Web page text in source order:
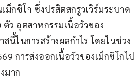
ม็กซิโก ซึ่งปรสิตสกรูวเวิร์มระบาด
ตัว อุตสาหกรรมเนื้อวัวของ
นี้ในการสร้างผลกำไร โดยในช่วง
การส่งออกเนื้อวัวของเม็กซิโกไป
มาก